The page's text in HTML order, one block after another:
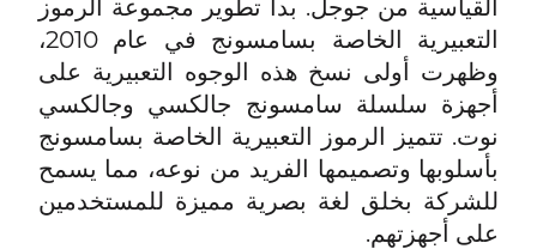
القياسية من جوجل. بدأ تطوير مجموعة الرموز
التعبيرية الخاصة بسامسونج في عام 2010،
وظهرت أولى نسخ هذه الوجوه التعبيرية على
أجهزة سلسلة سامسونج جالكسي وجالكسي
نوت. تتميز الرموز التعبيرية الخاصة بسامسونج
بأسلوبها وتصميمها الفريد من نوعه، مما يسمح
للشركة بخلق لغة بصرية مميزة للمستخدمين
على أجهزتهم.